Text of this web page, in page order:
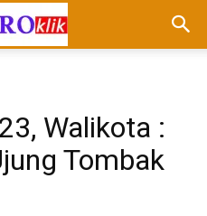
Walikota :
Tombak